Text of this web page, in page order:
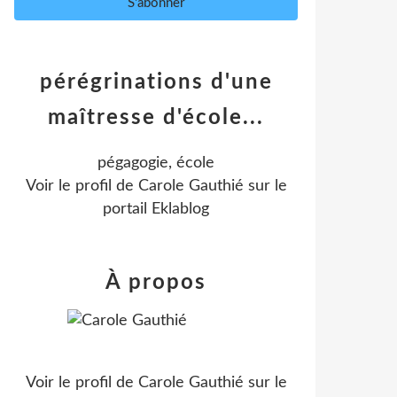
pérégrinations d'une
maîtresse d'école...
pégagogie, école
Voir le profil de Carole Gauthié sur le
portail Eklablog
À propos
Voir le profil de Carole Gauthié sur le